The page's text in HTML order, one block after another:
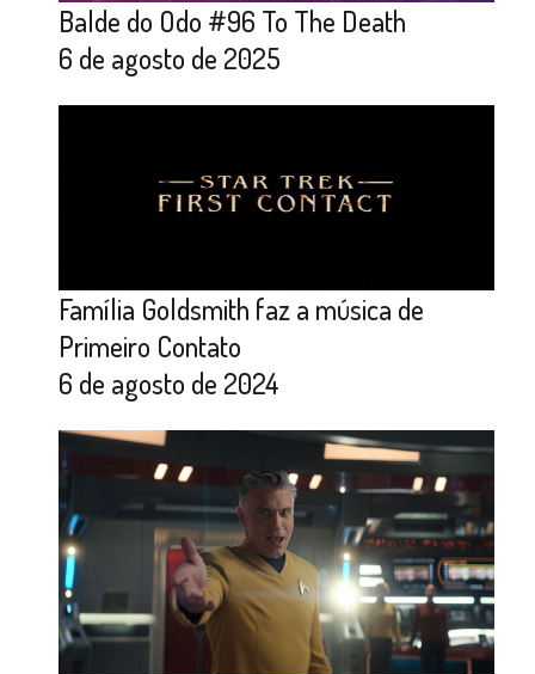
Balde do Odo #96 To The Death
6 de agosto de 2025
Família Goldsmith faz a música de
Primeiro Contato
6 de agosto de 2024